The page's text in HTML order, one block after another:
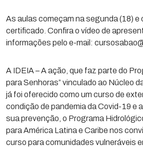
As aulas começam na segunda (18) e
certificado. Confira o vídeo de
informações pelo e-mail:
A IDEIA – A ação, que faz parte do
para Senhoras” vinculado ao Núcleo
já foi oferecido como um curso de
condição de pandemia da Covid-19 e
sua prevenção, o Programa
para América Latina e Caribe nos
curso para comunidades vulneráveis